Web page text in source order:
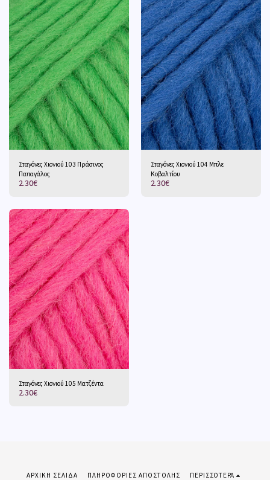
Σταγόνες Χιονιού 103 Πράσινος
Παπαγάλος
2.30€
Σταγόνες Χιονιού 104 Μπλε
Κοβαλτίου
2.30€
Σταγόνες Χιονιού 105 Ματζέντα
2.30€
ΑΡΧΙΚΉ ΣΕΛΊΔΑ ΠΛΗΡΟΦΟΡΊΕΣ ΑΠΟΣΤΟΛΉΣ ΠΕΡΙΣΣΌΤΕΡΑ